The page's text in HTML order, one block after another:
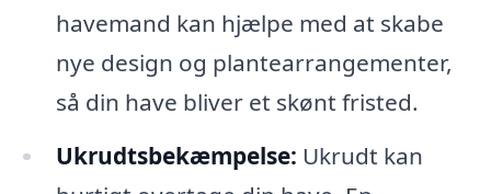
havemand kan hjælpe med at skabe
nye design og plantearrangementer,
så din have bliver et skønt fristed.
Ukrudtsbekæmpelse: Ukrudt kan